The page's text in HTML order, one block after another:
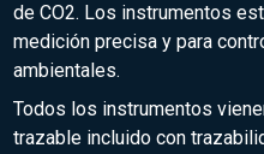
de CO2. Los instrumentos
medición precisa y para
ambientales.
Todos los instrumentos
trazable incluido con